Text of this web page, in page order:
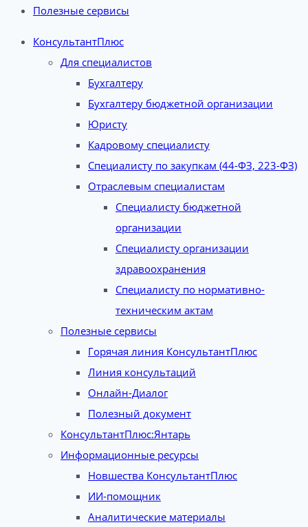
Полезные сервисы
КонсультантПлюс
Для специалистов
Бухгалтеру
Бухгалтеру бюджетной организации
Юристу
Кадровому специалисту
Специалисту по закупкам (44-ФЗ, 223-ФЗ)
Отраслевым специалистам
Специалисту бюджетной
организации
Специалисту организации
здравоохранения
Специалисту по нормативно-
техническим актам
Полезные сервисы
Горячая линия КонсультантПлюс
Линия консультаций
Онлайн-Диалог
Полезный документ
КонсультантПлюс:Янтарь
Информационные ресурсы
Новшества КонсультантПлюс
ИИ-помощник
Аналитические материалы